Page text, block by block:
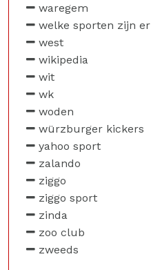
waregem
welke sporten zijn er
west
wikipedia
wit
wk
woden
würzburger kickers
yahoo sport
zalando
ziggo
ziggo sport
zinda
zoo club
zweeds